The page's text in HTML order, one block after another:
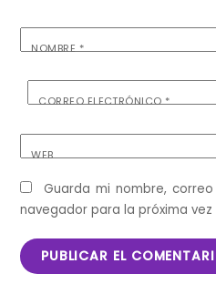
NOMBRE*
CORREO ELECTRÓNICO*
WEB
Guarda mi nombre,
navegador para la próxima